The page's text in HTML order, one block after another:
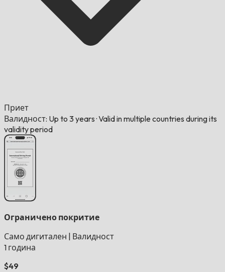
Приет
Валидност: Up to 3 years ·Valid in multiple countries during its
validity period
Ограничено покритие
Само дигитален
Валидност
1 година
$49